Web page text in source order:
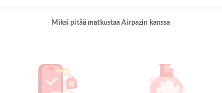
Miksi pitää matkustaa Airpazin kanssa